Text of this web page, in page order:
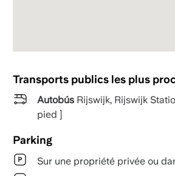
Transports publics les plus
AutobúsRijswijk, Rijswijk
pied ]
Parking
Sur une propriété privée ou